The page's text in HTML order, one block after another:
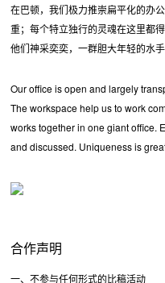
在巴顿，我们极力推崇扁平化的办
重；每个特立独行的灵魂在这里都得
他们神采奕奕，一群胆大年轻的水
Our office is open and largely
The workspace help us to work
works together in one giant office.
and discussed. Uniqueness is
合作声明
一、不参与任何形式的比稿活动